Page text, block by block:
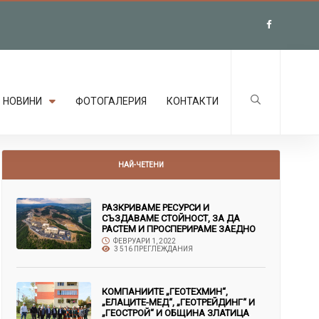
НОВИНИ ФОТОГАЛЕРИЯ КОНТАКТИ
НАЙ-ЧЕТЕНИ
РАЗКРИВАМЕ РЕСУРСИ И
СЪЗДАВАМЕ СТОЙНОСТ, ЗА ДА
РАСТЕМ И ПРОСПЕРИРАМЕ ЗАЕДНО
ФЕВРУАРИ 1, 2022
3 516 ПРЕГЛЕЖДАНИЯ
КОМПАНИИТЕ „ГЕОТЕХМИН“,
„ЕЛАЦИТЕ-МЕД“, „ГЕОТРЕЙДИНГ“ И
„ГЕОСТРОЙ“ И ОБЩИНА ЗЛАТИЦА